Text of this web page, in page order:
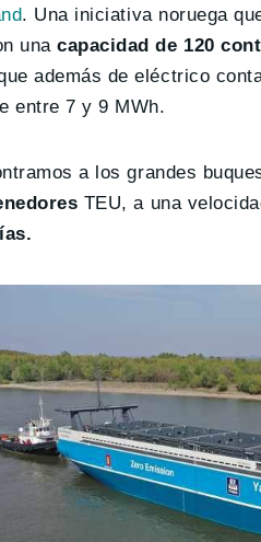
. Una iniciativa noruega
unacapacidad de 120
además de eléctrico
entre 7 y 9 MWh.
a los grandes
TEU, a una